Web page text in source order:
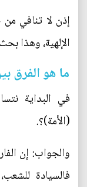
إذن لا تنافي من
الإلهية، وهذا
ما هو الفرق
في البداية
(الأمة)؟.
والجواب: إن
فالسيادة